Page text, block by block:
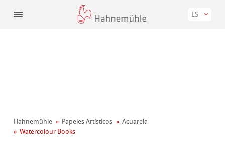
ES
Hahnemühle Papeles Artísticos
Acuarela
Watercolour Books